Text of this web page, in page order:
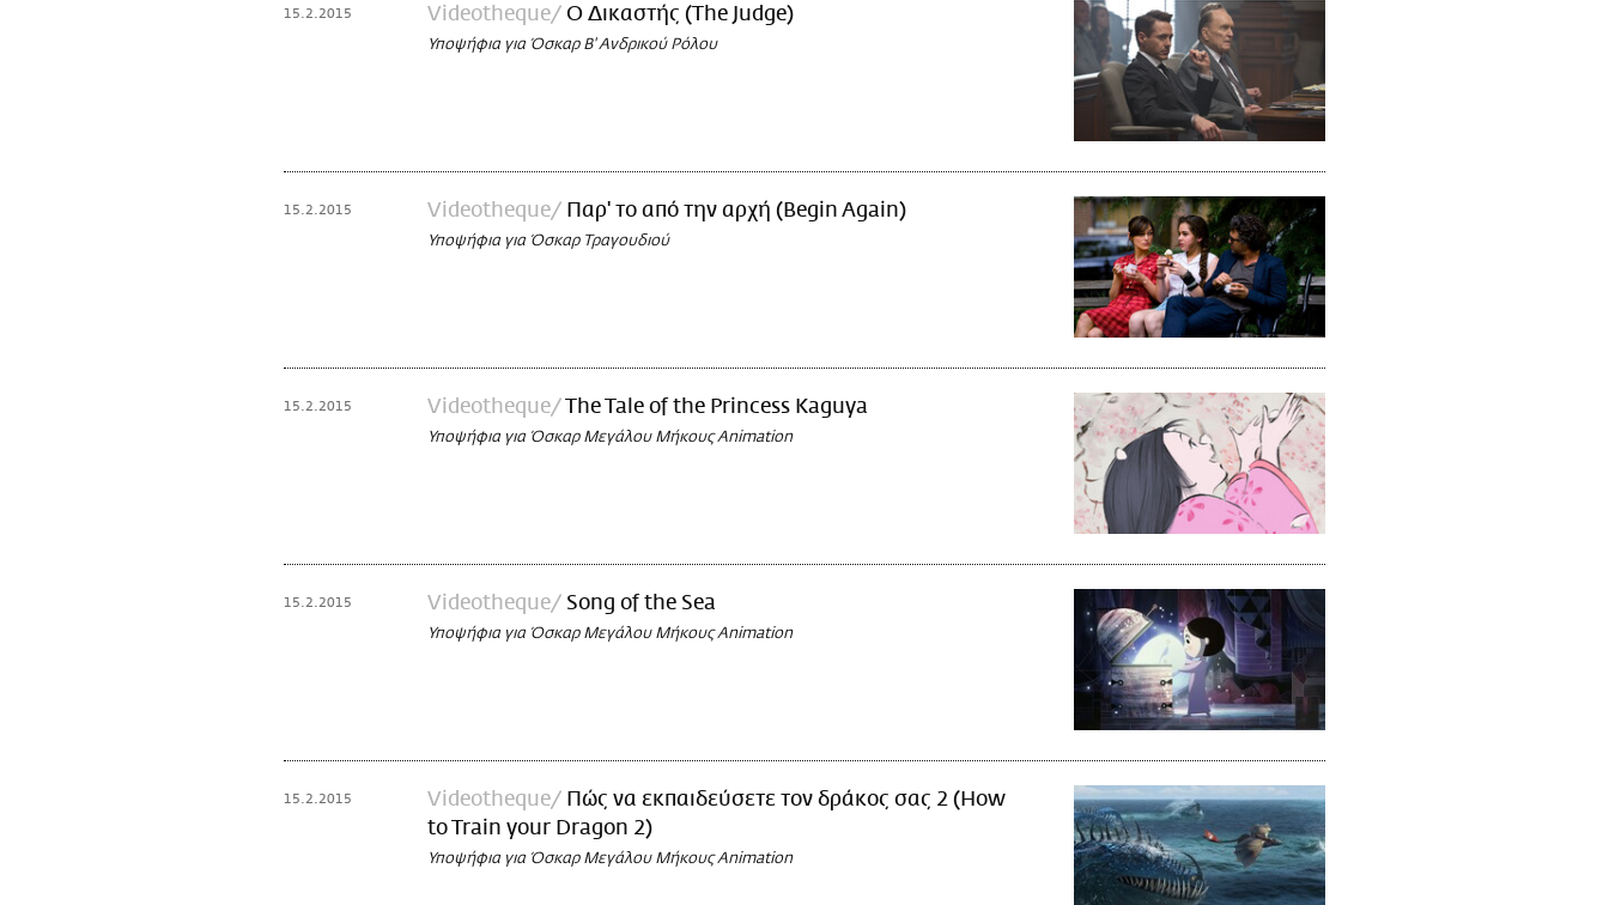
15.2.2015 Videotheque Ο Δικαστής (The Judge)
Υποψήφια για Όσκαρ Β' Ανδρικού Ρόλου
15.2.2015 Videotheque Παρ' το από την αρχή (Begin Again)
Υποψήφια για Όσκαρ Τραγουδιού
15.2.2015 Videotheque The Tale of the Princess Kaguya
Υποψήφια για Όσκαρ Μεγάλου Μήκους Animation
15.2.2015 Videotheque Song of the Sea
Υποψήφια για Όσκαρ Μεγάλου Μήκους Animation
15.2.2015 Videotheque
Πώς να εκπαιδεύσετε τον δράκος σας 2 (How
to Train your Dragon 2)
Υποψήφια για Όσκαρ Μεγάλου Μήκους Animation